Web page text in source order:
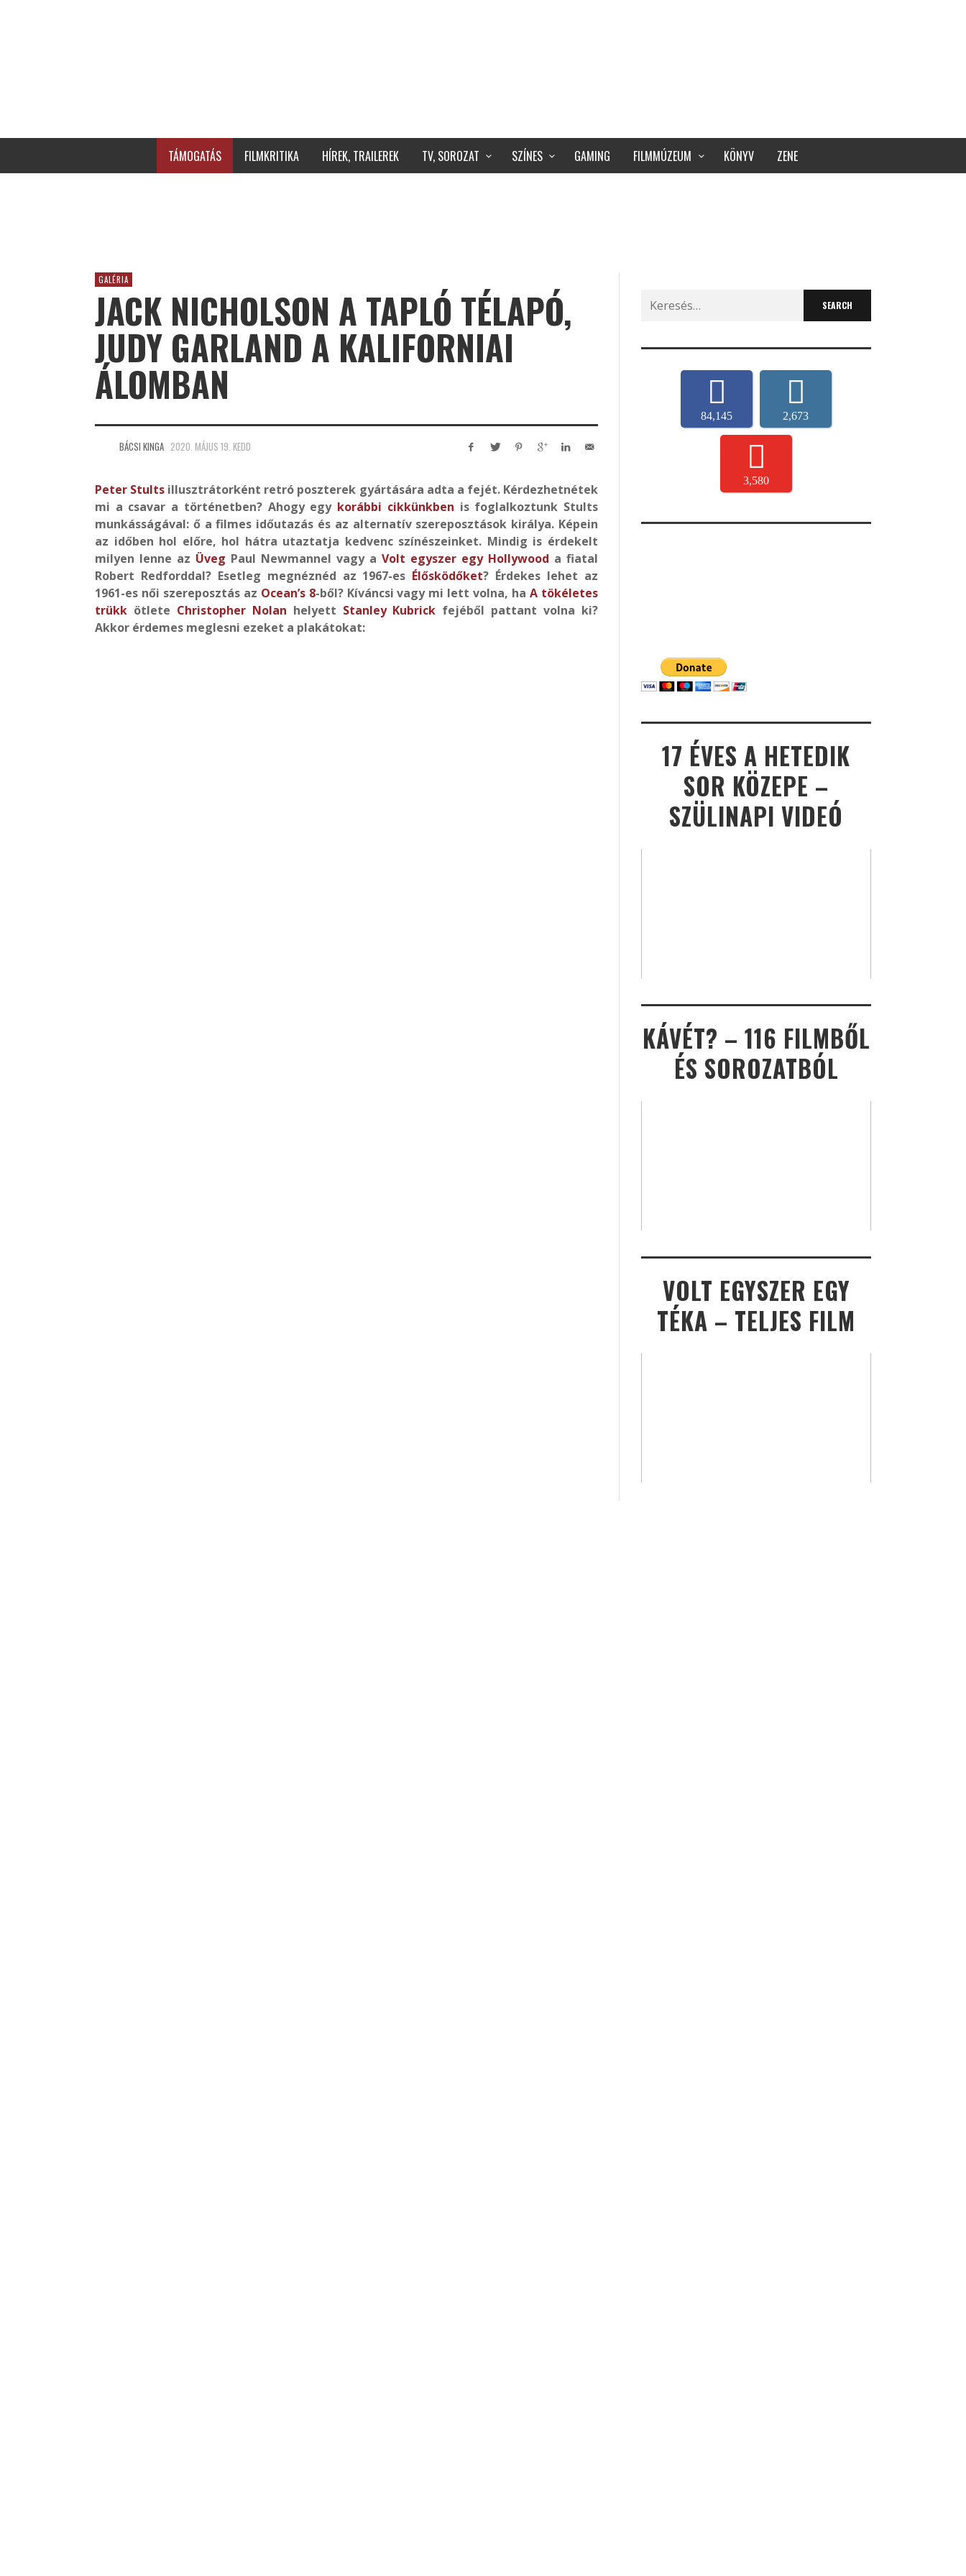
TÁMOGATÁS FILMKRITIKA HÍREK, TRAILEREK TV, SOROZAT SZÍNES GAMING FILMMÚZEUM KÖNYV ZENE
GALÉRIA
JACK NICHOLSON A TAPLÓ TÉLAPÓ,
JUDY GARLAND A KALIFORNIAI
ÁLOMBAN
BÁCSI KINGA 2020. MÁJUS 19. KEDD
Peter Stults illusztrátorként retró poszterek gyártására adta a fejét. Kérdezhetnétek
mi a csavar a történetben? Ahogy egy korábbi cikkünkben is foglalkoztunk Stults
munkásságával: ő a filmes időutazás és az alternatív szereposztások királya. Képein
az időben hol előre, hol hátra utaztatja kedvenc színészeinket. Mindig is érdekelt
milyen lenne az Üveg Paul Newmannel vagy a Volt egyszer egy Hollywood a fiatal
Robert Redforddal? Esetleg megnéznéd az 1967-es Élősködőket? Érdekes lehet az
1961-es női szereposztás az Ocean’s 8-ből? Kíváncsi vagy mi lett volna, haA tökéletes
trükk ötlete Christopher Nolan helyett Stanley Kubrick fejéből pattant volna ki?
Akkor érdemes meglesni ezeket a plakátokat:
Search
for:
84,145 2,673
3,580
17 ÉVES A HETEDIK
SOR KÖZEPE –
SZÜLINAPI VIDEÓ
KÁVÉT? – 116 FILMBŐL
ÉS SOROZATBÓL
VOLT EGYSZER EGY
TÉKA – TELJES FILM